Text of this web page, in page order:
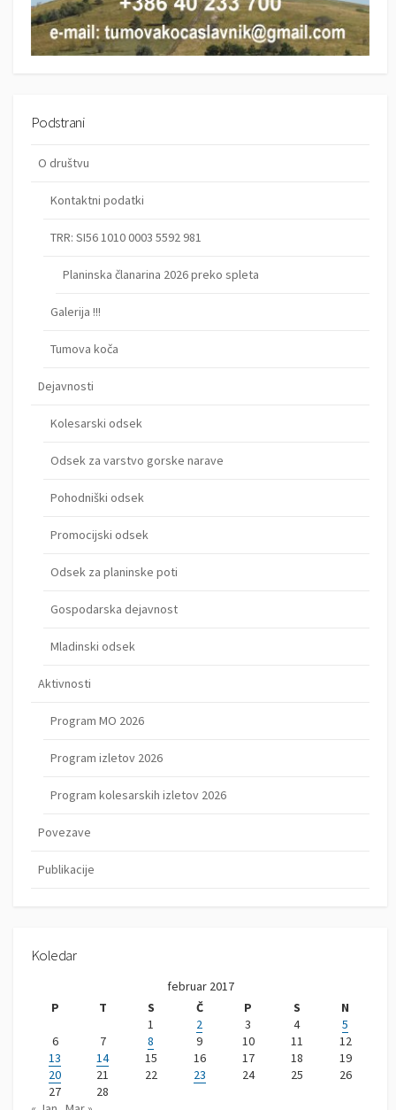
Podstrani
O društvu
Kontaktni podatki
TRR: SI56 1010 0003 5592 981
Planinska članarina 2026 preko spleta
Galerija !!!
Tumova koča
Dejavnosti
Kolesarski odsek
Odsek za varstvo gorske narave
Pohodniški odsek
Promocijski odsek
Odsek za planinske poti
Gospodarska dejavnost
Mladinski odsek
Aktivnosti
Program MO 2026
Program izletov 2026
Program kolesarskih izletov 2026
Povezave
Publikacije
Koledar
februar 2017
P
T S Č P S
N
1
2 3 4
5
6
7 8 9 10 11
12
13
14 15 16 17 18
19
20
21 22 23 24 25
26
27
28